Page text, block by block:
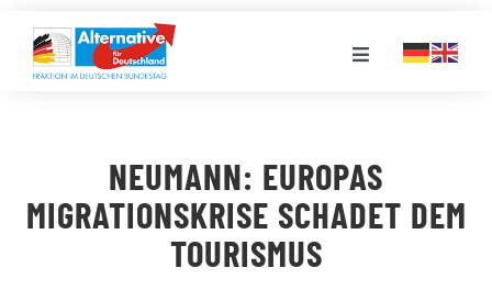
Inhalt
springen
Toggle
LANDESGRUPPEN
NEUMANN: EUROPAS
MIGRATIONSKRISE SCHADET DEM
TOURISMUS